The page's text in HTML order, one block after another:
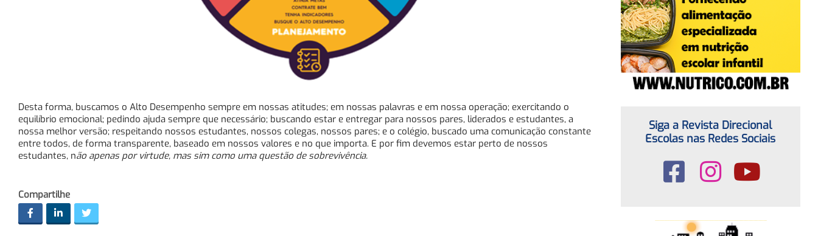
Desta forma, buscamos o Alto Desempenho sempre em nossas atitudes; em nossas palavras e em nossa operação; exercitando o
equilíbrio emocional; pedindo ajuda sempre que necessário; buscando estar e entregar para nossos pares, liderados e estudantes, a
nossa melhor versão; respeitando nossos estudantes, nossos colegas, nossos pares; e o colégio, buscado uma comunicação constante
entre todos, de forma transparente, baseado em nossos valores e no que importa. E por fim devemos estar perto de nossos
estudantes, não apenas por virtude, mas sim como uma questão de sobrevivência.
Compartilhe
Siga a Revista Direcional
Escolas nas Redes Sociais